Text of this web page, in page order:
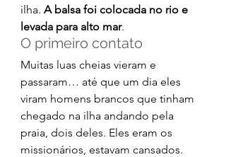
ilha. A balsa foi colocada no rio e
levada para alto mar.
O primeiro contato
Muitas luas cheias vieram e
passaram… até que um dia eles
viram homens brancos que tinham
chegado na ilha andando pela
praia, dois deles. Eles eram os
missionários, estavam cansados.